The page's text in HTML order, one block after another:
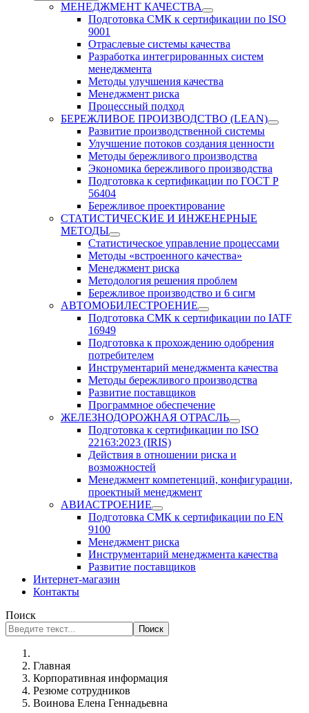
МЕНЕДЖМЕНТ КАЧЕСТВА
Подготовка СМК к сертификации по ISO
9001
Отраслевые системы качества
Разработка интегрированных систем
менеджмента
Методы улучшения качества
Менеджмент риска
Процессный подход
БЕРЕЖЛИВОЕ ПРОИЗВОДСТВО (LEAN)
Развитие производственной системы
Улучшение потоков создания ценности
Методы бережливого производства
Экономика бережливого производства
Подготовка к сертификации по ГОСТ Р
56404
Бережливое проектирование
СТАТИСТИЧЕСКИЕ И ИНЖЕНЕРНЫЕ
МЕТОДЫ
Статистическое управление процессами
Методы «встроенного качества»
Менеджмент риска
Методология решения проблем
Бережливое производство и 6 сигм
АВТОМОБИЛЕСТРОЕНИЕ
Подготовка СМК к сертификации по IATF
16949
Подготовка к прохождению одобрения
потребителем
Инструментарий менеджмента качества
Методы бережливого производства
Развитие поставщиков
Программное обеспечение
ЖЕЛЕЗНОДОРОЖНАЯ ОТРАСЛЬ
Подготовка к сертификации по ISO
22163:2023 (IRIS)
Действия в отношении риска и
возможностей
Менеджмент компетенций, конфигурации,
проектный менеджмент
АВИАСТРОЕНИЕ
Подготовка СМК к сертификации по EN
9100
Менеджмент риска
Инструментарий менеджмента качества
Развитие поставщиков
Интернет-магазин
Контакты
Поиск
Поиск
Главная
Корпоративная информация
Резюме сотрудников
Воинова Елена Геннадьевна